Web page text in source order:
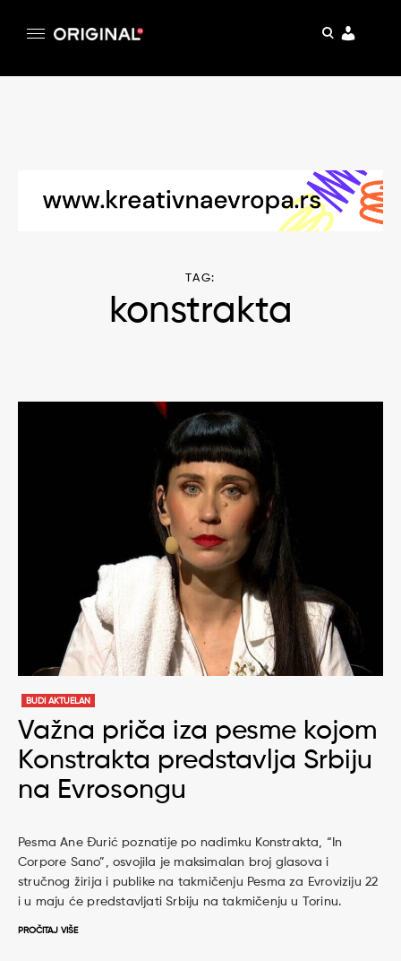
pretraga
TAG:
konstrakta
BUDI AKTUELAN
Važna priča iza pesme kojom
Konstrakta predstavlja Srbiju
na Evrosongu
Pesma Ane Đurić poznatije po nadimku Konstrakta, “In
Corpore Sano”, osvojila je maksimalan broj glasova i
stručnog žirija i publike na takmičenju Pesma za Evroviziju 22
i u maju će predstavljati Srbiju na takmičenju u Torinu.
PROČITAJ VIŠE